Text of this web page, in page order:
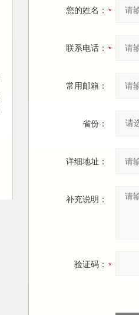
您的姓名：
联系电话：
常用邮箱：
省份：
详细地址：
补充说明：
验证码：